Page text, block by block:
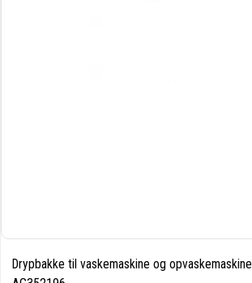
Drypbakke til vaskemaskine og opvaskemaskine